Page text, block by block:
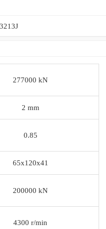
277000 kN
2 mm
0.85
65x120x41
200000 kN
4300 r/min